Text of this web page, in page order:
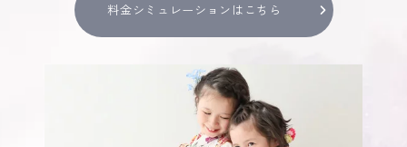
料金シミュレーションはこちら